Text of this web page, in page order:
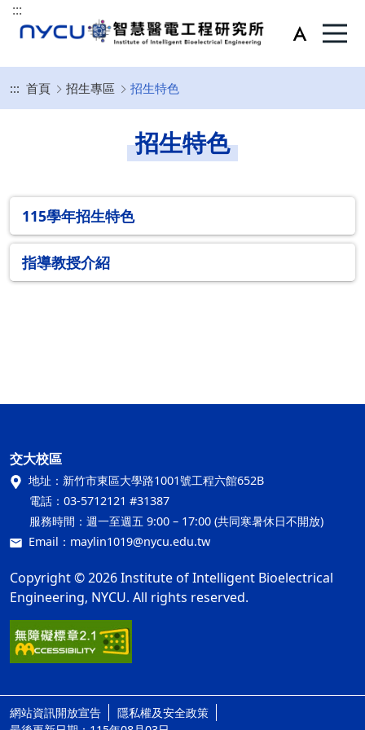
:::
::: 首頁 招生專區 招生特色
招生特色
115學年招生特色
指導教授介紹
交大校區
地址： 新竹市東區大學路1001號工程六館652B
電話： 03-5712121 #31387
服務時間： 週一至週五 9:00 – 17:00 (共同寒暑休日不開放)
Email： maylin1019@nycu.edu.tw
Copyright © 2026 Institute of Intelligent Bioelectrical
Engineering, NYCU. All rights reserved.
網站資訊開放宣告
隱私權及安全政策